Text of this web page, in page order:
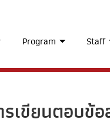
Program Staff
เขียนตอบข้